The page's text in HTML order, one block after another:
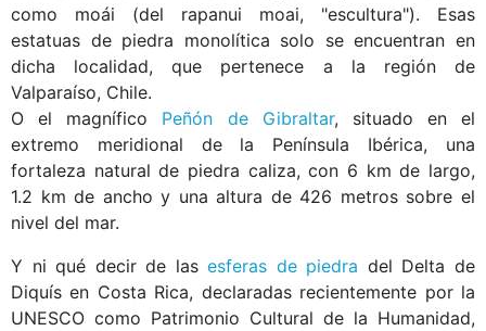
como moái (del rapanui moai, "escultura"). Esas
estatuas de piedra monolítica solo se encuentran en
dicha localidad, que pertenece a la región de
Valparaíso, Chile.
O el magnífico Peñón de Gibraltar, situado en el
extremo meridional de la Península Ibérica, una
fortaleza natural de piedra caliza, con 6 km de largo,
1.2 km de ancho y una altura de 426 metros sobre el
nivel del mar.
Y ni qué decir de lasesferas de piedra del Delta de
Diquís en Costa Rica, declaradas recientemente por la
UNESCO como Patrimonio Cultural de la Humanidad,